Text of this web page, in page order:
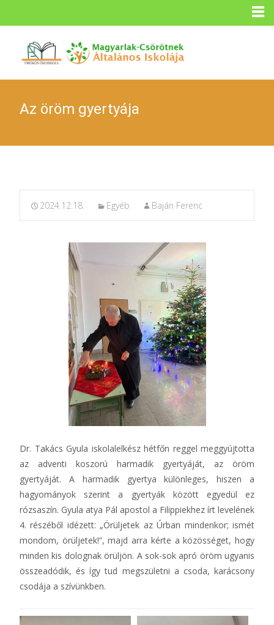
Az öröm gyertyája
2024.12.18. Egyéb Baján Ferenc
Dr. Takács Gyula iskolalelkész hétfőn reggel meggyújtotta
az adventi koszorú harmadik gyertyáját, az öröm
gyertyáját. A harmadik gyertya különleges, hiszen a
hagyományok szerint a gyertyák között egyedül ez
rózsaszín. Gyula atya Pál apostol a Filippiekhez írt levelének
4. részéből idézett: „Örüljetek az Úrban mindenkor; ismét
mondom, örüljetek!”, majd arra kérte a közösséget, hogy
minden kis dolognak örüljön. A sok-sok apró öröm ugyanis
összeadódik, és így tud megszületni a csoda, karácsony
csodája a szívünkben.